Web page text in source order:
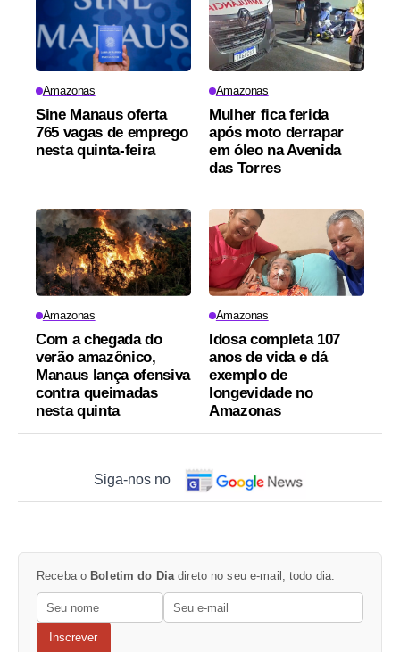
Amazonas
Sine Manaus oferta
765 vagas de emprego
nesta quinta-feira
Amazonas
Mulher fica ferida
após moto derrapar
em óleo na Avenida
das Torres
Amazonas
Com a chegada do
verão amazônico,
Manaus lança ofensiva
contra queimadas
nesta quinta
Amazonas
Idosa completa 107
anos de vida e dá
exemplo de
longevidade no
Amazonas
Siga-nos no
Receba o Boletim do Dia direto no seu e-mail, todo dia.
Inscrever